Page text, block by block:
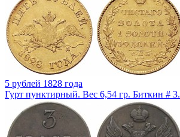
5 рублей 1828 года
Гурт пунктирный. Вес 6,54 гр. Биткин #